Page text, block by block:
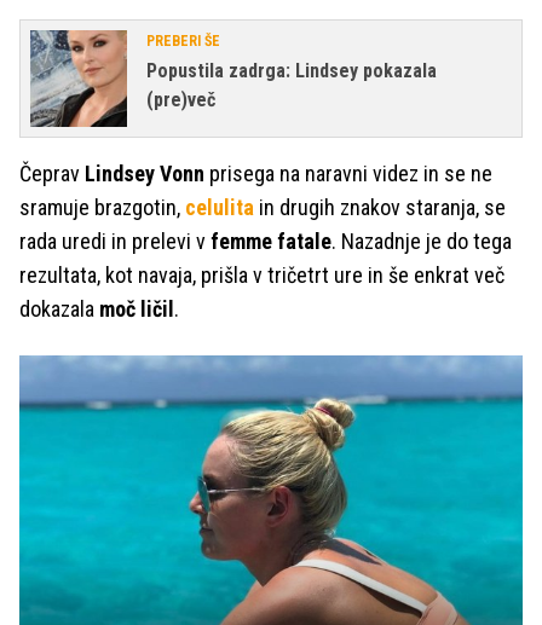
PREBERI ŠE
Popustila zadrga: Lindsey pokazala
(pre)več
Čeprav Lindsey Vonn prisega na naravni videz in se ne
sramuje brazgotin, celulita in drugih znakov staranja, se
rada uredi in prelevi vfemme fatale. Nazadnje je do tega
rezultata, kot navaja, prišla v tričetrt ure in še enkrat več
dokazala moč ličil .